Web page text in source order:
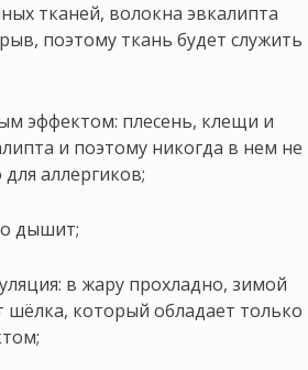
тканей, волокна эвкалипта
поэтому ткань будет служить
эффектом: плесень, клещи и
и поэтому никогда в нем не
аллергиков;
дышит;
в жару прохладно, зимой
шёлка, который обладает только